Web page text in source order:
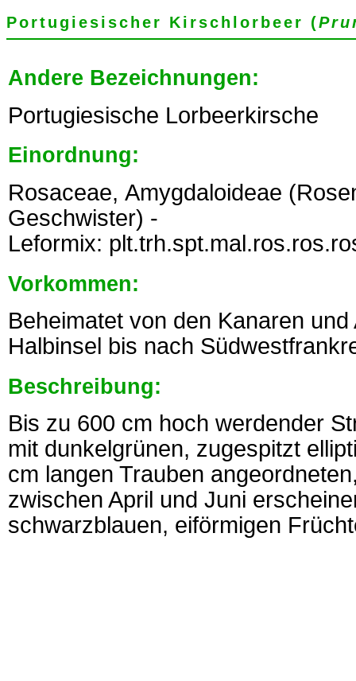
Portugiesischer Kirschlorbeer (
Andere Bezeichnungen:
Portugiesische Lorbeerkirsche
Einordnung:
Rosaceae, Amygdaloideae
Geschwister) -
Leformix:
Vorkommen:
Beheimatet von den Kanaren
Halbinsel bis nach
Beschreibung:
Bis zu 600 cm hoch werdender
mit dunkelgrünen, zugespitzt
cm langen Trauben
zwischen April und Juni
schwarzblauen, eiförmigen